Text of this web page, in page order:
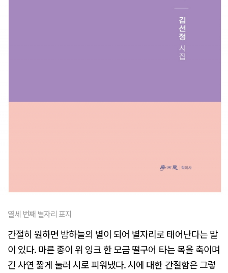
열세 번째 별자리 표지
간절히 원하면 밤하늘의 별이 되어 별자리로 태어난다는 말
이 있다. 마른 종이 위 잉크 한 모금 떨구어 타는 목을 축이며
긴 사연 짧게 눌러 시로 피워냈다. 시에 대한 간절함은 그렇